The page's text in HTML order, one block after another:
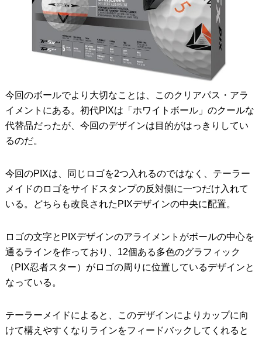
今回のボールでより大切なことは、このクリアパス・アラ
イメントにある。初代PIXは「ホワイトボール」のクールな
代替品だったが、今回のデザインは目的がはっきりしてい
るのだ。
今回のPIXは、同じロゴを2つ入れるのではなく、テーラー
メイドのロゴをサイドスタンプの反対側に一つだけ入れて
いる。どちらも改良されたPIXデザインの中央に配置。
ロゴの文字とPIXデザインのアライメントがボールの中心を
通るラインを作っており、12個ある多色のグラフィック
（PIX忍者スター）がロゴの周りに位置しているデザインと
なっている。
テーラーメイドによると、このデザインによりカップに向
けて構えやすくなりラインをフィードバックしてくれると